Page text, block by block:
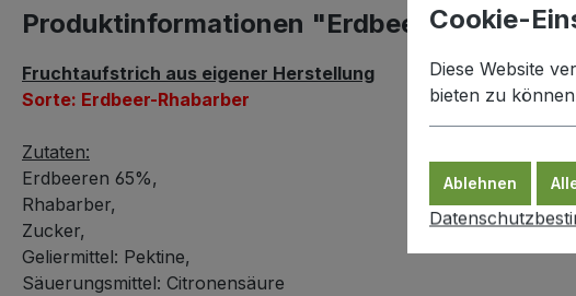
Produktinformationen "Erdbeer-
Fruchtaufstrich aus eigener Herstellung
Sorte: Erdbeer-Rhabarber
Zutaten:
Erdbeeren 65%,
Rhabarber,
Zucker,
Geliermittel: Pektine,
Säuerungsmittel: Citronensäure
Cookie-
Diese Website
bieten zu
Ablehnen